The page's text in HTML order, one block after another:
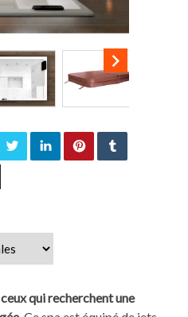

qui recherchent une